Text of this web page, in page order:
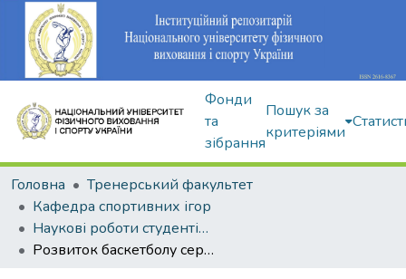
Фонди
та
зібрання
Пошук за
критеріями
Головна
Тренерський факультет
Кафедра спортивних ігор
Наукові роботи студентів і аспірантів
Розвиток баскетболу серед спортсменів з інвалідністю в Україні